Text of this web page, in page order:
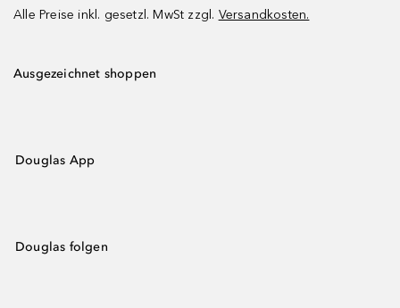
Alle Preise inkl. gesetzl. MwSt zzgl. Versandkosten.
Ausgezeichnet shoppen
Douglas App
Douglas folgen